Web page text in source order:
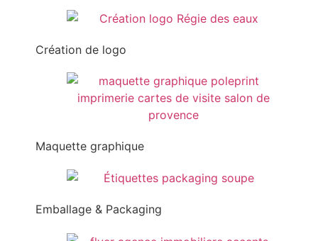
Création de logo
Maquette graphique
Emballage & Packaging